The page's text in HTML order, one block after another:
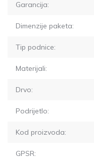
Garancija:
Dimenzije paketa:
Tip podnice:
Materijali:
Drvo:
Podrijetlo:
Kod proizvoda:
GPSR: